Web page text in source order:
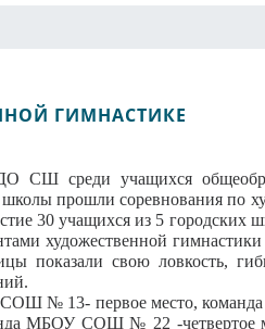
ГИМНАСТИКЕ
СШ среди учащихся
прошли соревнования по
30 учащихся из 5 городских
художественной гимнастики
показали свою ловкость,
СОШ № 13- первое место,
МБОУ СОШ № 22 -